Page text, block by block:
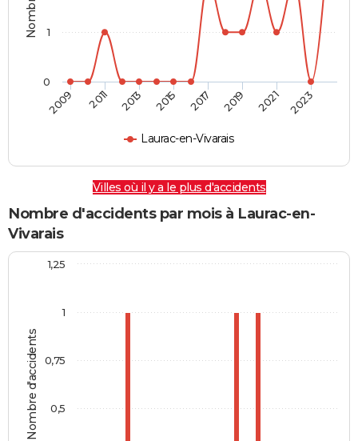
Bricolage
Lifestyle
Culture
Sport
Auto
Television
Voyage
Cinema
Laurac-en-Vivarais
2009 2011 2013 2015 2017 2019 2021 2023
0
1
Villes où il y a le plus d'accidents
Nombre d'accidents par mois à Laurac-en-
Vivarais
Nombre d'accidents
1
0,5
0,75
1,25